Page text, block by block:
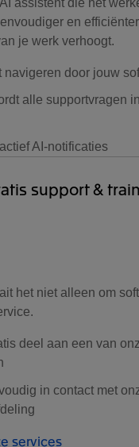
en
je werk verhoogt.
navigeren door jouw
alle supportvragen
AI-notificaties
support &
het niet alleen om
deel aan een van
in contact met
services